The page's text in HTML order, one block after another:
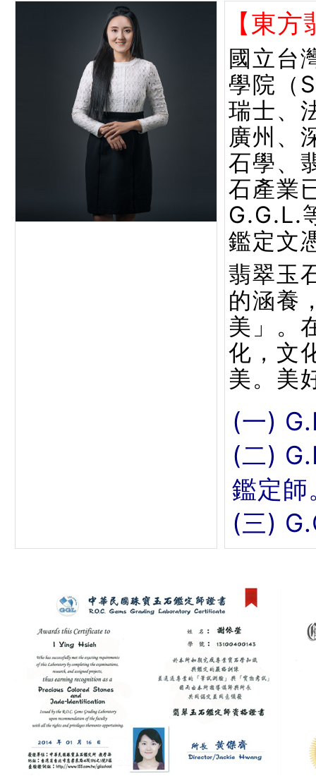
【東
國立台
學院（
瑞士、
廣州、
石學、
石產業
G.G.L.
鑑定文
翡翠玉
的涵養
美」。
化，文
美。美
(一)
(二)
鑑定師
(三)